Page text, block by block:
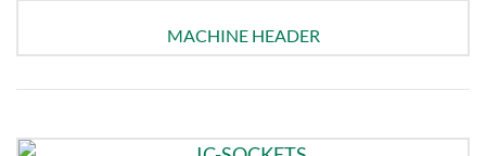
MACHINE HEADER